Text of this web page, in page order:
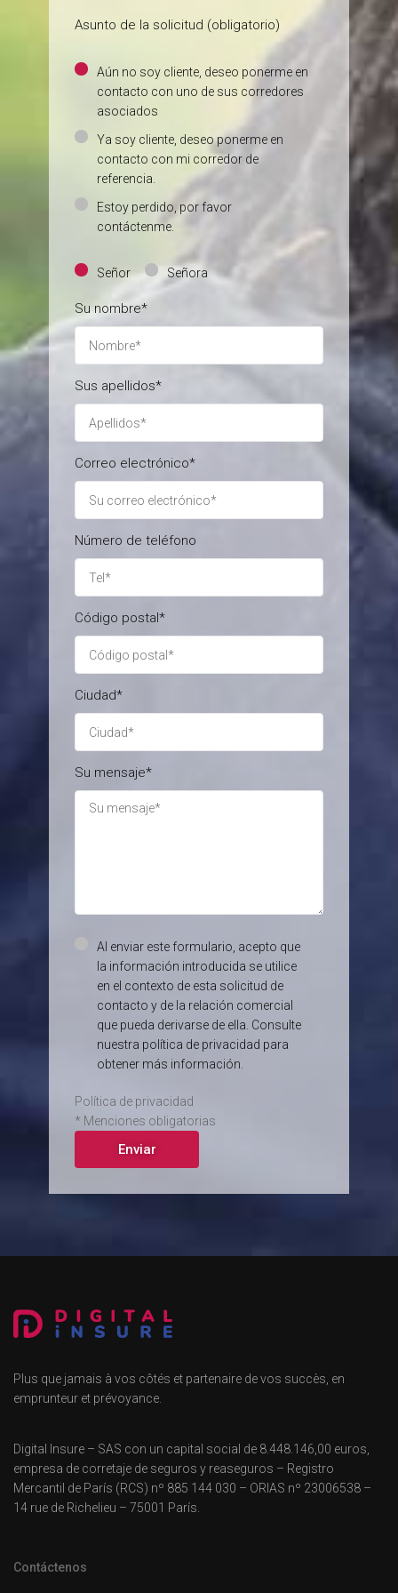
Asunto de la solicitud (obligatorio)
Aún no soy cliente, deseo ponerme en
contacto con uno de sus corredores
asociados
Ya soy cliente, deseo ponerme en
contacto con mi corredor de
referencia.
Estoy perdido, por favor
contáctenme.
Señor Señora
Su nombre*
Sus apellidos*
Correo electrónico*
Número de teléfono
Código postal*
Ciudad*
Su mensaje*
Al enviar este formulario, acepto que
la información introducida se utilice
en el contexto de esta solicitud de
contacto y de la relación comercial
que pueda derivarse de ella. Consulte
nuestra política de privacidad para
obtener más información.
Política de privacidad
* Menciones obligatorias
Plus que jamais à vos côtés et partenaire de vos succès, en
emprunteur et prévoyance.
Digital Insure – SAS con un capital social de 8.448.146,00 euros,
empresa de corretaje de seguros y reaseguros – Registro
Mercantil de París (RCS) nº 885 144 030 – ORIAS nº 23006538 –
14 rue de Richelieu – 75001 París.
Contáctenos